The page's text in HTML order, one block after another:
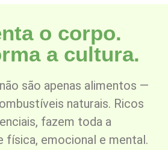
o corpo.
a cultura.
são apenas alimentos —
naturais. Ricos
fazem toda a
física, emocional e mental.